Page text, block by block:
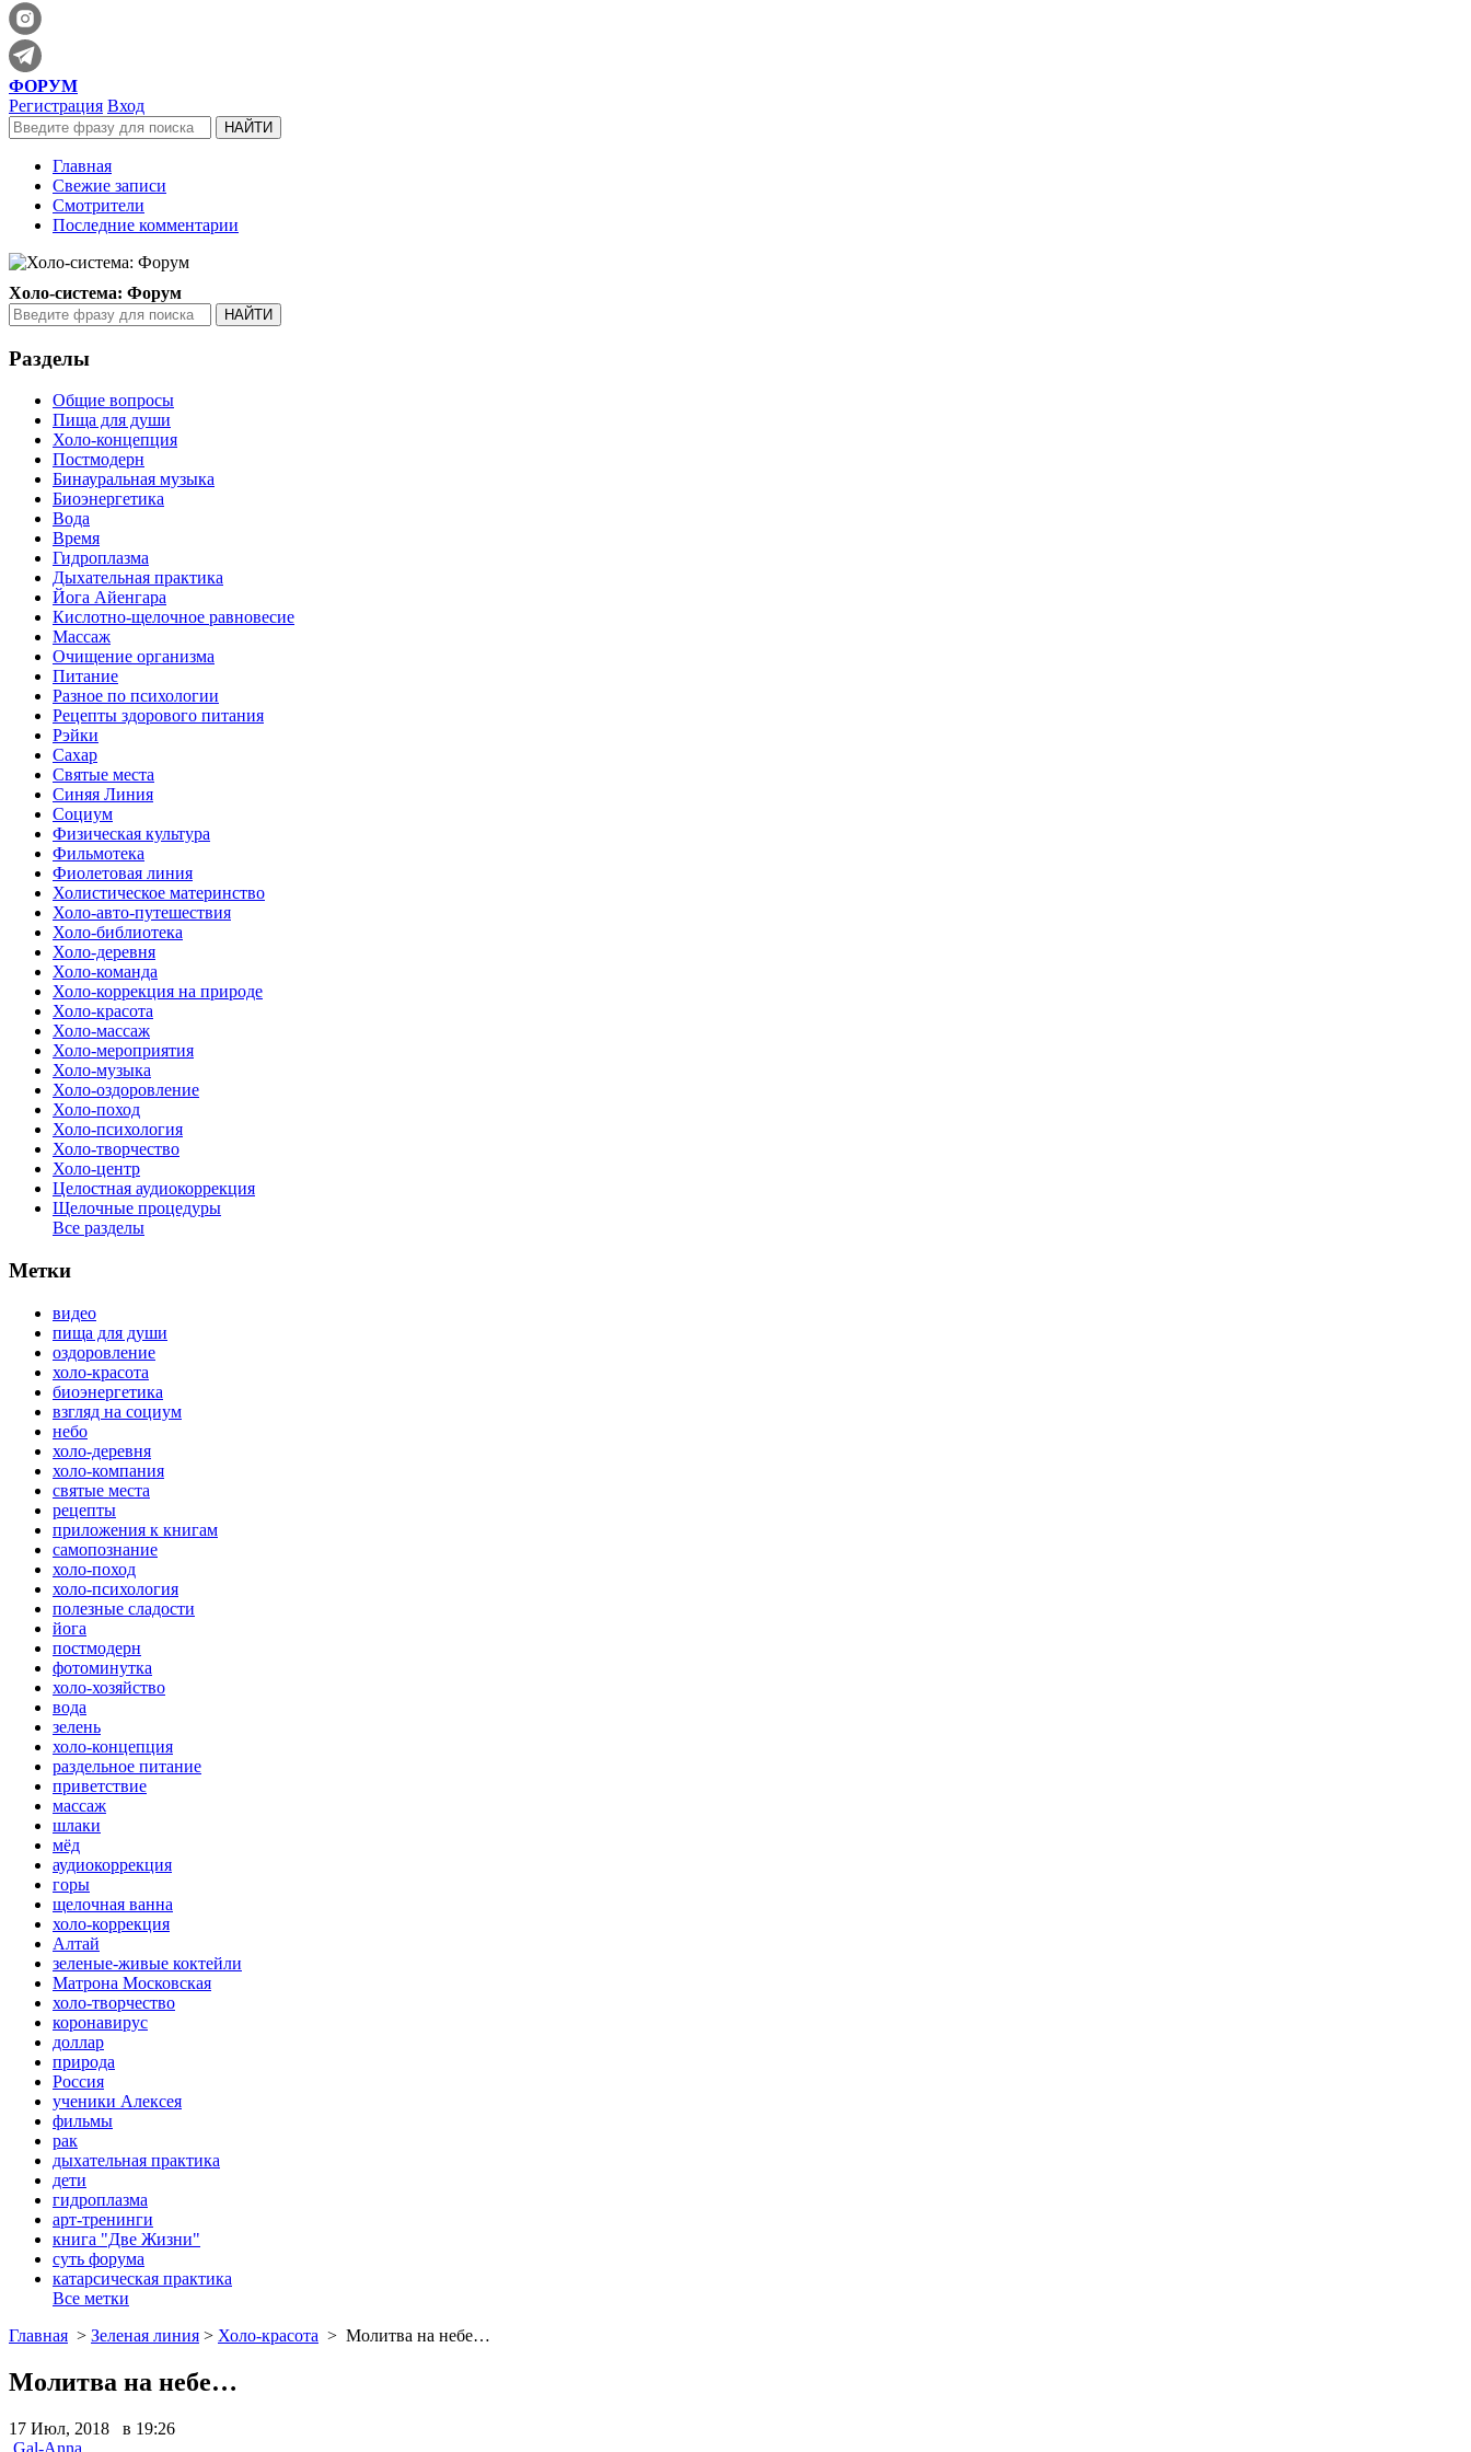
ФОРУМ
Регистрация Вход
Главная
Свежие записи
Смотрители
Последние комментарии
Холо-система: Форум
Разделы
Общие вопросы
Пища для души
Холо-концепция
Постмодерн
Бинауральная музыка
Биоэнергетика
Вода
Время
Гидроплазма
Дыхательная практика
Йога Айенгара
Кислотно-щелочное равновесие
Массаж
Очищение организма
Питание
Разное по психологии
Рецепты здорового питания
Рэйки
Сахар
Святые места
Синяя Линия
Социум
Физическая культура
Фильмотека
Фиолетовая линия
Холистическое материнство
Холо-авто-путешествия
Холо-библиотека
Холо-деревня
Холо-команда
Холо-коррекция на природе
Холо-красота
Холо-массаж
Холо-мероприятия
Холо-музыка
Холо-оздоровление
Холо-поход
Холо-психология
Холо-творчество
Холо-центр
Целостная аудиокоррекция
Щелочные процедуры
Все разделы
Метки
видео
пища для души
оздоровление
холо-красота
биоэнергетика
взгляд на социум
небо
холо-деревня
холо-компания
святые места
рецепты
приложения к книгам
самопознание
холо-поход
холо-психология
полезные сладости
йога
постмодерн
фотоминутка
холо-хозяйство
вода
зелень
холо-концепция
раздельное питание
приветствие
массаж
шлаки
мёд
аудиокоррекция
горы
щелочная ванна
холо-коррекция
Алтай
зеленые-живые коктейли
Матрона Московская
холо-творчество
коронавирус
доллар
природа
Россия
ученики Алексея
фильмы
рак
дыхательная практика
дети
гидроплазма
арт-тренинги
книга "Две Жизни"
суть форума
катарсическая практика
Все метки
Главная > Зеленая линия > Холо-красота > Молитва на небе…
Молитва на небе…
17 Июл, 2018 в 19:26
Gal-Anna